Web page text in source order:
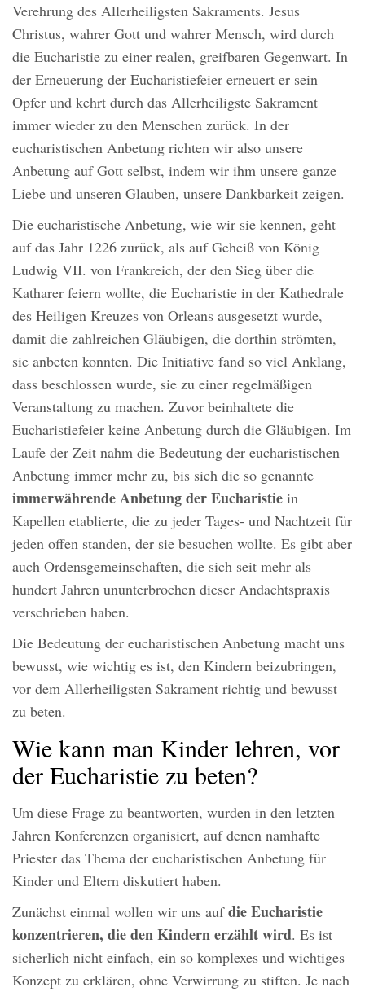
Verehrung des Allerheiligsten Sakraments. Jesus
Christus, wahrer Gott und wahrer Mensch, wird durch
die Eucharistie zu einer realen, greifbaren Gegenwart. In
der Erneuerung der Eucharistiefeier erneuert er sein
Opfer und kehrt durch das Allerheiligste Sakrament
immer wieder zu den Menschen zurück. In der
eucharistischen Anbetung richten wir also unsere
Anbetung auf Gott selbst, indem wir ihm unsere ganze
Liebe und unseren Glauben, unsere Dankbarkeit zeigen.
Die eucharistische Anbetung, wie wir sie kennen, geht
auf das Jahr 1226 zurück, als auf Geheiß von König
Ludwig VII. von Frankreich, der den Sieg über die
Katharer feiern wollte, die Eucharistie in der Kathedrale
des Heiligen Kreuzes von Orleans ausgesetzt wurde,
damit die zahlreichen Gläubigen, die dorthin strömten,
sie anbeten konnten. Die Initiative fand so viel Anklang,
dass beschlossen wurde, sie zu einer regelmäßigen
Veranstaltung zu machen. Zuvor beinhaltete die
Eucharistiefeier keine Anbetung durch die Gläubigen. Im
Laufe der Zeit nahm die Bedeutung der eucharistischen
Anbetung immer mehr zu, bis sich die so genannte
immerwährende Anbetung der Eucharistie in
Kapellen etablierte, die zu jeder Tages- und Nachtzeit für
jeden offen standen, der sie besuchen wollte. Es gibt aber
auch Ordensgemeinschaften, die sich seit mehr als
hundert Jahren ununterbrochen dieser Andachtspraxis
verschrieben haben.
Die Bedeutung der eucharistischen Anbetung macht uns
bewusst, wie wichtig es ist, den Kindern beizubringen,
vor dem Allerheiligsten Sakrament richtig und bewusst
zu beten.
Wie kann man Kinder lehren, vor
der Eucharistie zu beten?
Um diese Frage zu beantworten, wurden in den letzten
Jahren Konferenzen organisiert, auf denen namhafte
Priester das Thema der eucharistischen Anbetung für
Kinder und Eltern diskutiert haben.
Zunächst einmal wollen wir uns aufdie Eucharistie
konzentrieren, die den Kindern erzählt wird. Es ist
sicherlich nicht einfach, ein so komplexes und wichtiges
Konzept zu erklären, ohne Verwirrung zu stiften. Je nach